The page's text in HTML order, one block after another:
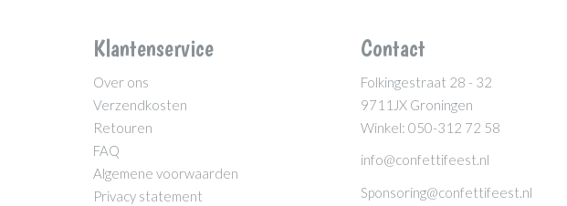
Klantenservice
Over ons
Verzendkosten
Retouren
FAQ
Algemene voorwaarden
Privacy statement
Contact
Folkingestraat 28 - 32
9711JX Groningen
Winkel: 050-312 72 58
info@confettifeest.nl
Sponsoring@confettifeest.nl